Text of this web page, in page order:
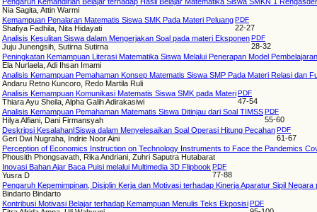
Nia Sagita, Attin Warmi
Kemampuan Penalaran Matematis Siswa SMK Pada Materi Peluang
Shafiya Fadhila, Nita Hidayati
PDF
22-27
Analisis Kesulitan Siswa dalam Mengerjakan Soal pada materi Eksponen
Juju Junengsih, Sutirna Sutirna
PDF
28-32
Peningkatan Kemampuan Literasi Matematika Siswa Melalui Penerapan Model
Ela Nurlaela, Adi Ihsan Imami
Analisis Kemampuan Pemahaman Konsep Matematis Siswa SMP Pada Materi Relasi dan
Andaru Retno Kuncoro, Redo Martila Ruli
Analisis Kemampuan Komunikasi Matematis Siswa SMK pada Materi
Thiara Ayu Sheila, Alpha Galih Adirakasiwi
PDF
47-54
Analisis Kemampuan Pemahaman Matematis Siswa Ditinjau dari Soal TIMSS
Hilya Alfiani, Dani Firmansyah
PDF
55-60
Deskripsi KesalahanISiswa dalam Menyelesaikan Soal Operasi Hitung Pecahan
Geri Dwi Nugraha, Indrie Noor Aini
PDF
61-67
Perception of Economics Instruction on Technology Instruments to Face the Pandemics
Phousith Phongsavath, Rika Andriani, Zuhri Saputra Hutabarat
Inovasi Bahan Ajar Baca Puisi melalui Multimedia 3D Flipbook
Yusra D
PDF
77-88
Pengaruh Kepemimpinan, Disiplin Kerja dan Motivasi terhadap Kinerja Aparatur Sipil
Bindarto Bindarto
Kontribusi Motivasi Belajar terhadap Kemampuan Menulis Teks EkposisiPDF